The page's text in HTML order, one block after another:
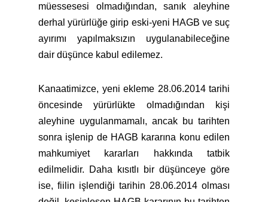
müessesesi olmadığından, sanık aleyhine
derhal yürürlüğe girip eski-yeni HAGB ve suç
ayırımı yapılmaksızın uygulanabileceğine
dair düşünce kabul edilemez.
Kanaatimizce, yeni ekleme 28.06.2014 tarihi
öncesinde yürürlükte olmadığından kişi
aleyhine uygulanmamalı, ancak bu tarihten
sonra işlenip de HAGB kararına konu edilen
mahkumiyet kararları hakkında tatbik
edilmelidir. Daha kısıtlı bir düşünceye göre
ise, fiilin işlendiği tarihin 28.06.2014 olması